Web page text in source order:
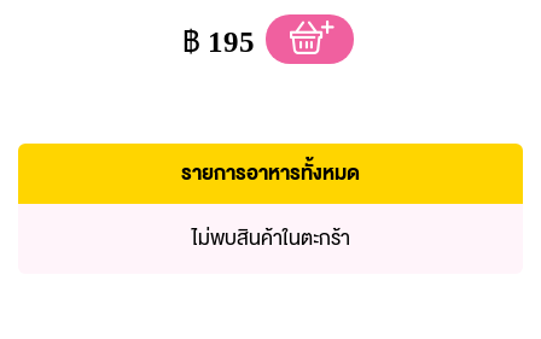
฿ 195
รายการอาหารทั้งหมด
ไม่พบสินค้าในตะกร้า